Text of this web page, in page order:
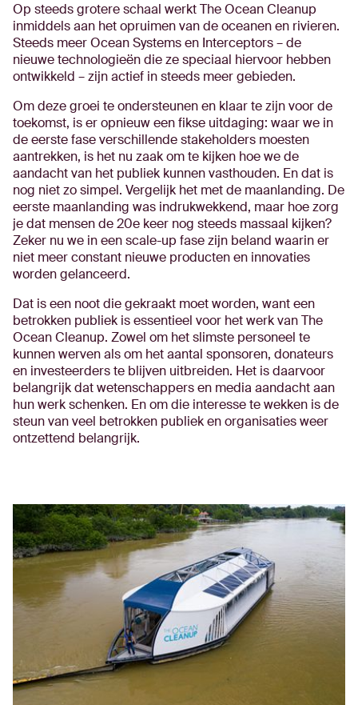
Op steeds grotere schaal werkt The Ocean Cleanup
inmiddels aan het opruimen van de oceanen en rivieren.
Steeds meer Ocean Systems en Interceptors – de
nieuwe technologieën die ze speciaal hiervoor hebben
ontwikkeld – zijn actief in steeds meer gebieden.
Om deze groei te ondersteunen en klaar te zijn voor de
toekomst, is er opnieuw een fikse uitdaging: waar we in
de eerste fase verschillende stakeholders moesten
aantrekken, is het nu zaak om te kijken hoe we de
aandacht van het publiek kunnen vasthouden. En dat is
nog niet zo simpel. Vergelijk het met de maanlanding. De
eerste maanlanding was indrukwekkend, maar hoe zorg
je dat mensen de 20e keer nog steeds massaal kijken?
Zeker nu we in een scale-up fase zijn beland waarin er
niet meer constant nieuwe producten en innovaties
worden gelanceerd.
Dat is een noot die gekraakt moet worden, want een
betrokken publiek is essentieel voor het werk van The
Ocean Cleanup. Zowel om het slimste personeel te
kunnen werven als om het aantal sponsoren, donateurs
en investeerders te blijven uitbreiden. Het is daarvoor
belangrijk dat wetenschappers en media aandacht aan
hun werk schenken. En om die interesse te wekken is de
steun van veel betrokken publiek en organisaties weer
ontzettend belangrijk.